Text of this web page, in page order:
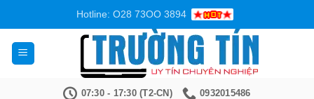
nội
dung
Hotline: O28 73OO 3894
07:30 - 17:30 (T2-CN) 0932015486